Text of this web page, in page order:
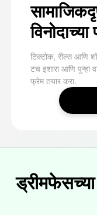
टिक्टोक, रील्स आणि
टच इशारा आणि पुन्हा
फ्रेम तयार करा.
ड्रीमफेसच्या